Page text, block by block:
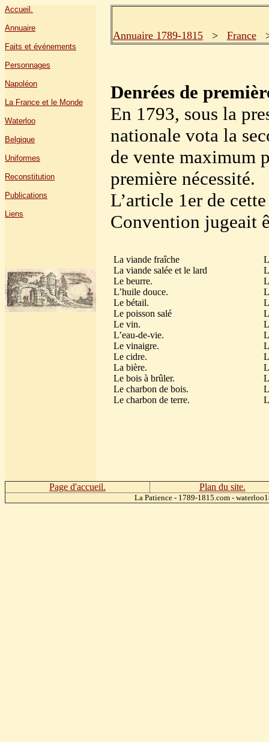
Accueil.
Annuaire
Faits et événements
Personnages
Napoléon
La France et le Monde
Waterloo
Belgique
Uniformes
Reconstitution
Publications
Liens
Annuaire 1789-1815 > France
Denrées de
En 1793, sous la
nationale vota la
de vente maximum
première nécessité.
L’article 1er de
Convention jugeait
La viande fraîche
La viande salée et le lard
Le beurre.
L’huile douce.
Le bétail.
Le poisson salé
Le vin.
L’eau-de-vie.
Le vinaigre.
Le cidre.
La bière.
Le bois à brûler.
Le charbon de bois.
Le charbon de terre.
Page d'accueil. Plan du site.
La Patience - 1789-1815.com -